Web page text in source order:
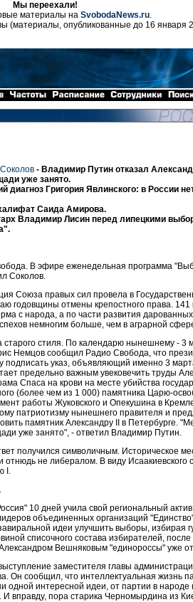
Мы переехали!
материалы на SvobodaNews.ru.
(материалы, опубликованные до 16 января
- Владимир Путин отказал
уже занято.
диагноз Григория Явлинского: в России
Саида Амирова.
Владимир Лисин перед липецкими
В эфире еженедельная программа
Соколов.
Союза правых сил провела в
годовщины отмены крепостного права. 141
с народа, а по части развития
немногим больше, чем в аграрной
старого стиля. По календарю нынешнему - 3
Немцов сообщил Радио Свобода, что
подписать указ, объявляющий именно 3
предельно важным увековечить труды
Спаса на крови на месте убийства
(более чем из 1 000) памятника Царю-
работы Жуковского и Опекушина в
патриотизму нынешнего правителя и
памятник Александру II в Петербурге.
уже занято", - ответил Владимир Путин.
получился символичным. Историческое
отнюдь не либералом. В виду Исаакиевского
I.
10 дней учила свой региональный
объединенных организаций
идеи улучшить выборы, избирая
списочного состава избирателей, после
Вешняковым "единороссы" уже
заместителя главы
Он сообщил, что интеллектуальная жизнь
одной интересной идеи, от партии в народе
вправду, пора старика Черномырдина из